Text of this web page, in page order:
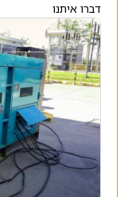
דברו איתנו